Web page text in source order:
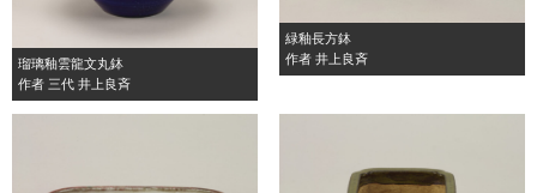
瑠璃釉雲龍文丸鉢
作者 三代 井上良斉
緑釉長方鉢
作者 井上良斉